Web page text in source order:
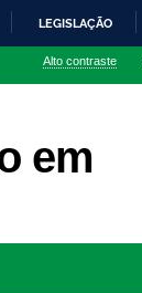
LEGISLAÇÃO
Alto contraste
em